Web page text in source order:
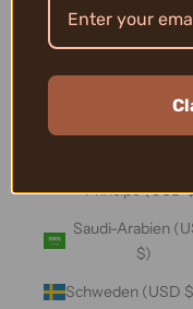
Salomonen (USD
Sambia (USD $)
Príncipe (USD
Saudi-Arabien
$)
Schweden (USD